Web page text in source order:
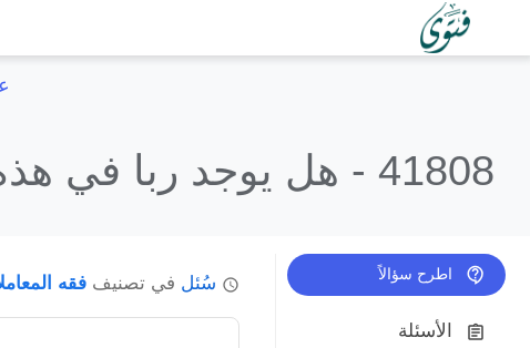
41808 - هل يوجد ربا في هذه
اطرح سؤالاً
الأسئلة
سُئل في تصنيف فقه